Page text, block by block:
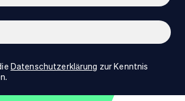
Datenschutzerklärung zur Kenntnis